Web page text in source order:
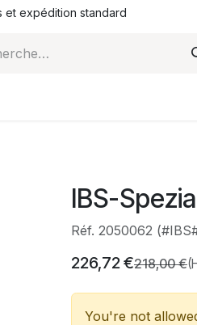
et expédition standard
IBS-
Réf. 2050062
226,72€218,00€
You're not